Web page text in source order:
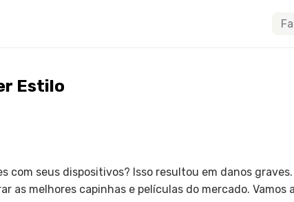
Estilo
seus dispositivos? Isso resultou em danos
melhores capinhas e películas do mercado.